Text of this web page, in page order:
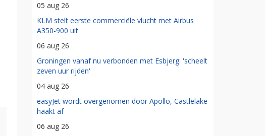
05 aug 26
KLM stelt eerste commerciële vlucht met Airbus
A350-900 uit
06 aug 26
Groningen vanaf nu verbonden met Esbjerg: 'scheelt
zeven uur rijden'
04 aug 26
easyJet wordt overgenomen door Apollo, Castlelake
haakt af
06 aug 26